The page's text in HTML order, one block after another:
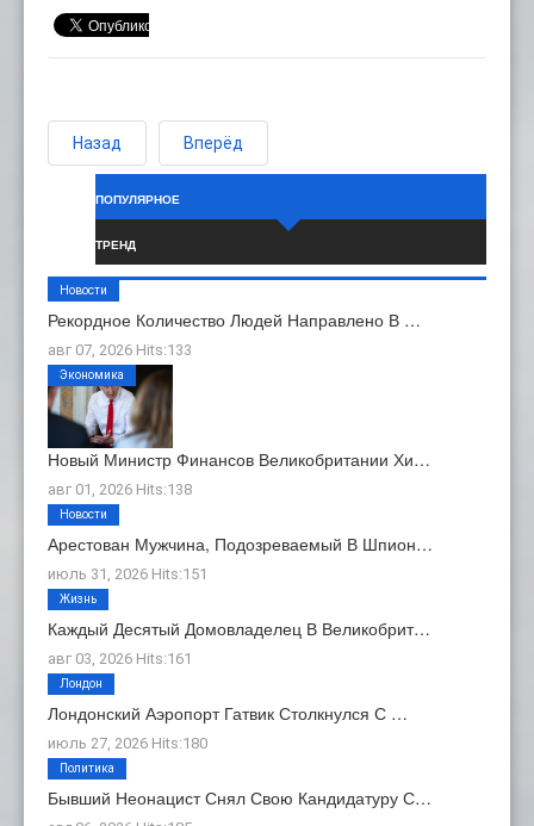
Назад Вперёд
ПОПУЛЯРНОЕ
ТРЕНД
Рекордное Количество Людей Направлено В …
авг 07, 2026 Hits:133
Новости
Новый Министр Финансов Великобритании Хи…
авг 01, 2026 Hits:138
Экономика
Арестован Мужчина, Подозреваемый В Шпион…
июль 31, 2026 Hits:151
Новости
Каждый Десятый Домовладелец В Великобрит…
авг 03, 2026 Hits:161
Жизнь
Лондонский Аэропорт Гатвик Столкнулся С …
июль 27, 2026 Hits:180
Лондон
Бывший Неонацист Снял Свою Кандидатуру С…
Политика